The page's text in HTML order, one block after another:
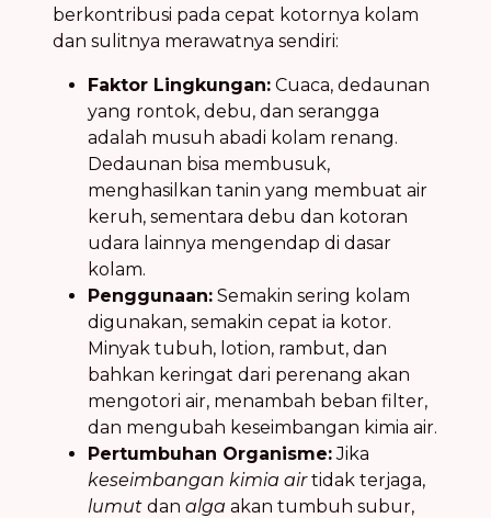
berkontribusi pada cepat kotornya kolam
dan sulitnya merawatnya sendiri:
Faktor Lingkungan: Cuaca, dedaunan
yang rontok, debu, dan serangga
adalah musuh abadi kolam renang.
Dedaunan bisa membusuk,
menghasilkan tanin yang membuat air
keruh, sementara debu dan kotoran
udara lainnya mengendap di dasar
kolam.
Penggunaan: Semakin sering kolam
digunakan, semakin cepat ia kotor.
Minyak tubuh, lotion, rambut, dan
bahkan keringat dari perenang akan
mengotori air, menambah beban filter,
dan mengubah keseimbangan kimia air.
Pertumbuhan Organisme:Jika
keseimbangan kimia airtidak terjaga,
lumut dan alga akan tumbuh subur,